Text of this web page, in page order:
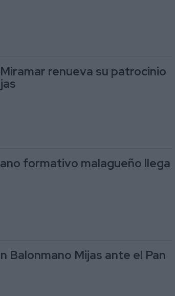
renueva su patrocinio
formativo malagueño llega
Balonmano Mijas ante el Pan